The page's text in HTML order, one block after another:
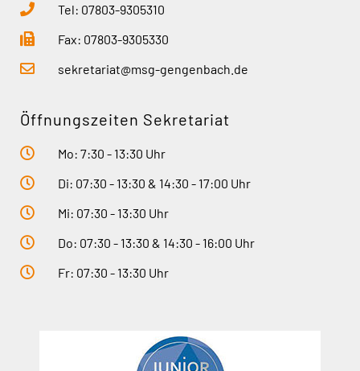
Tel: 07803-9305310
Fax: 07803-9305330
sekretariat@msg-gengenbach.de
Öffnungszeiten Sekretariat
Mo: 7:30 - 13:30 Uhr
Di: 07:30 - 13:30 & 14:30 - 17:00 Uhr
Mi: 07:30 - 13:30 Uhr
Do: 07:30 - 13:30 & 14:30 - 16:00 Uhr
Fr: 07:30 - 13:30 Uhr